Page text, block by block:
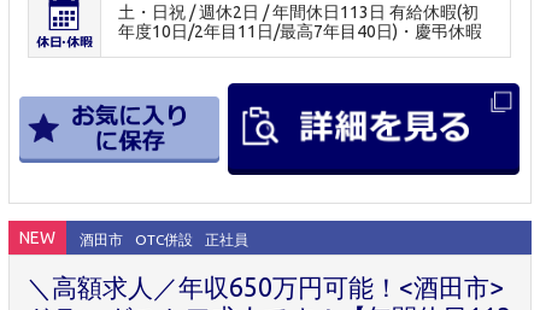
土・日祝 / 週休2日 / 年間休日113日 有給休暇(初
年度10日/2年目11日/最高7年目40日)・慶弔休暇
NEW 酒田市 OTC併設 正社員
＼高額求人／年収650万円可能！<酒田市>